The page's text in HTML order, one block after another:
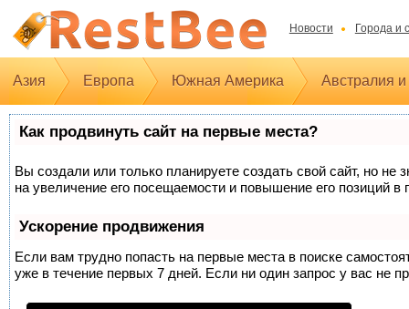
Новости Города и
Азия Европа Южная Америка Австралия
Как продвинуть сайт на первые места?
Вы создали или только планируете создать свой сайт, но
на увеличение его посещаемости и повышение его позиций в
Ускорение продвижения
Если вам трудно попасть на первые места в поиске
уже в течение первых 7 дней. Если ни один запрос у вас не